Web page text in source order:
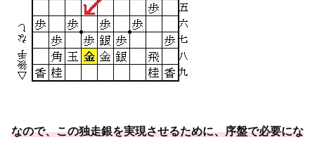
なので、この独走銀を実現させるために、序盤で必要にな